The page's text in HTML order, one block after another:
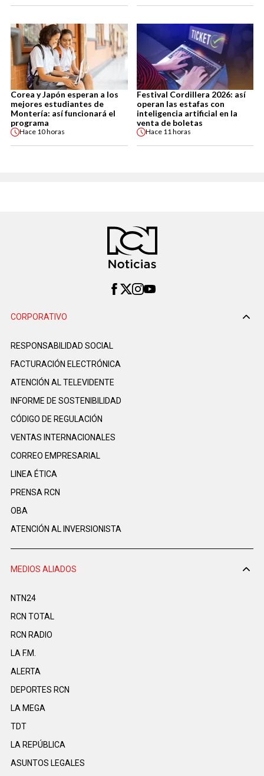
Corea y Japón esperan a los
mejores estudiantes de
Montería: así funcionará el
programa
Hace 10 horas
Festival Cordillera 2026: así
operan las estafas con
inteligencia artificial en la
venta de boletas
Hace 11 horas
CORPORATIVO
RESPONSABILIDAD SOCIAL
FACTURACIÓN ELECTRÓNICA
ATENCIÓN AL TELEVIDENTE
INFORME DE SOSTENIBILIDAD
CÓDIGO DE REGULACIÓN
VENTAS INTERNACIONALES
CORREO EMPRESARIAL
LINEA ÉTICA
PRENSA RCN
OBA
ATENCIÓN AL INVERSIONISTA
MEDIOS ALIADOS
NTN24
RCN TOTAL
RCN RADIO
LA F.M.
ALERTA
DEPORTES RCN
LA MEGA
TDT
LA REPÚBLICA
ASUNTOS LEGALES